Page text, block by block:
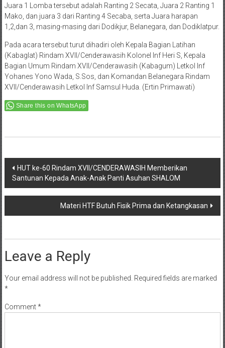
Juara 1 Lomba tersebut adalah Ranting 2 Secata, Juara 2 Ranting 1
Mako, dan juara 3 dari Ranting 4 Secaba, serta Juara harapan
1,2,dan 3, masing-masing dari Dodikjur, Belanegara, dan Dodiklatpur.
Pada acara tersebut turut dihadiri oleh Kepala Bagian Latihan
(Kabaglat) Rindam XVII/Cenderawasih Kolonel Inf Heri S, Kepala
Bagian Umum Rindam XVII/Cenderawasih (Kabagum) Letkol Inf
Yohanes Yono Wada, S.Sos, dan Komandan Belanegara Rindam
XVII/Cenderawasih Letkol Inf Samsul Huda. (Ertin Primawati)
Share this on WhatsApp
Post
navigation
HUT ke-60 Rindam XVII/CENDERAWASIH Memberikan
Santunan Kepada Anak-Anak Panti Asuhan SHALOM
Materi HTF Butuh Fisik Prima dan Ketangkasan
Leave a Reply
Your email address will not be published. Required fields are marked
*
Comment*